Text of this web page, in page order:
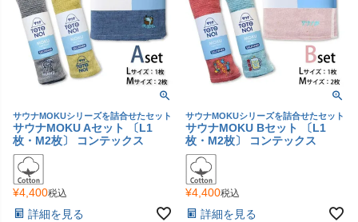
サウナMOKUシリーズを詰合せたセット
サウナMOKU Aセット 〔L1
枚・M2枚〕 コンテックス
¥4,400税込
詳細を見る
サウナMOKUシリーズを詰合せたセット
サウナMOKU Bセット 〔L1
枚・M2枚〕 コンテックス
¥4,400税込
詳細を見る